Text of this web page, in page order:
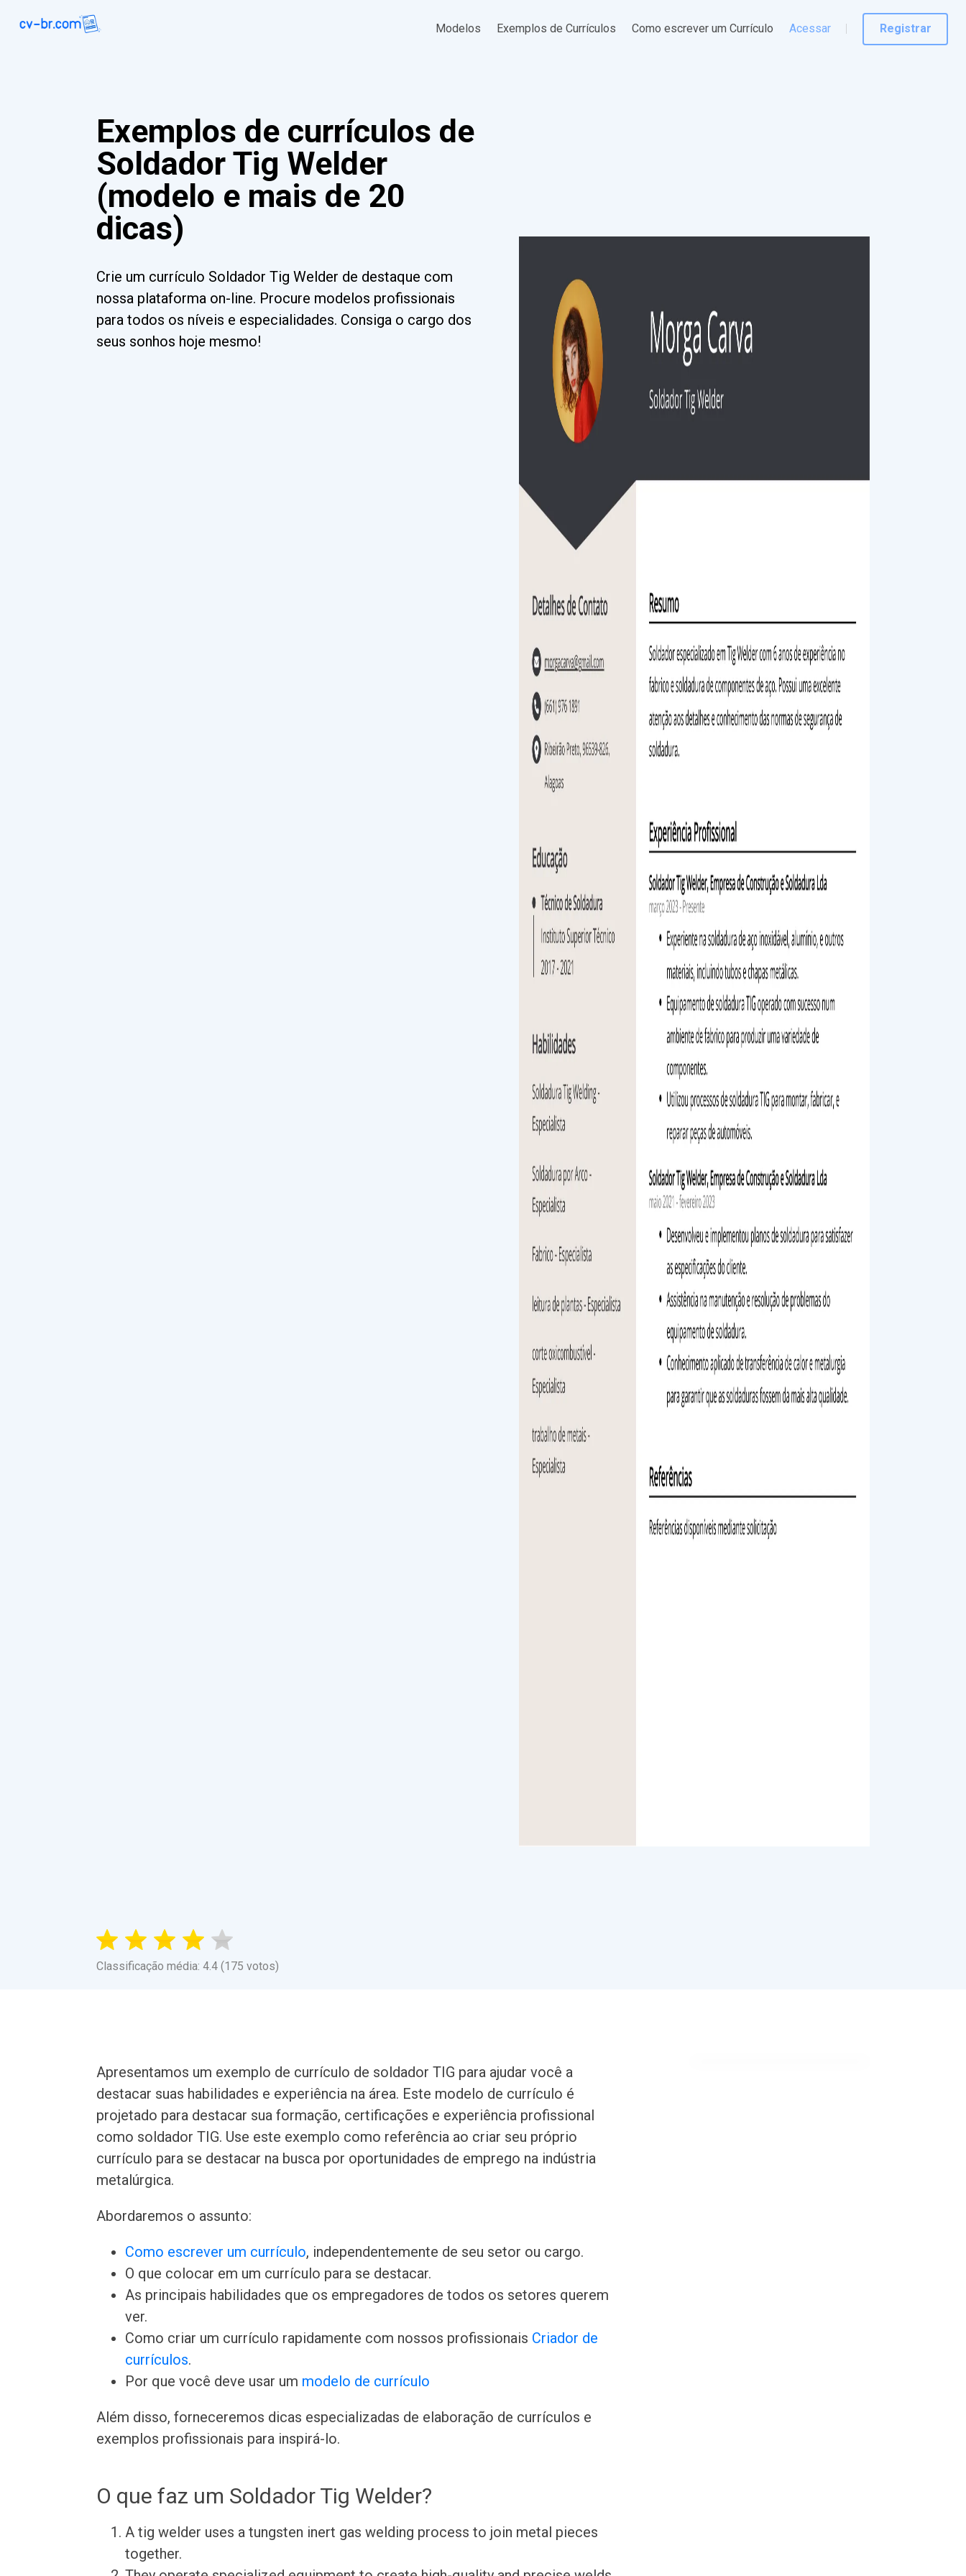
Modelos Exemplos de Currículos Como escrever um Currículo Acessar Registrar
Exemplos de currículos de
Soldador Tig Welder
(modelo e mais de 20
dicas)
Crie um currículo Soldador Tig Welder de destaque com
nossa plataforma on-line. Procure modelos profissionais
para todos os níveis e especialidades. Consiga o cargo dos
seus sonhos hoje mesmo!
Classificação média: 4.4 (175 votos)
Apresentamos um exemplo de currículo de soldador TIG para ajudar você a
destacar suas habilidades e experiência na área. Este modelo de currículo é
projetado para destacar sua formação, certificações e experiência profissional
como soldador TIG. Use este exemplo como referência ao criar seu próprio
currículo para se destacar na busca por oportunidades de emprego na indústria
metalúrgica.
Abordaremos o assunto:
Como escrever um currículo, independentemente de seu setor ou cargo.
O que colocar em um currículo para se destacar.
As principais habilidades que os empregadores de todos os setores querem
ver.
Como criar um currículo rapidamente com nossos profissionais Criador de
currículos.
Por que você deve usar um modelo de currículo
Além disso, forneceremos dicas especializadas de elaboração de currículos e
exemplos profissionais para inspirá-lo.
O que faz um Soldador Tig Welder?
A tig welder uses a tungsten inert gas welding process to join metal pieces
together.